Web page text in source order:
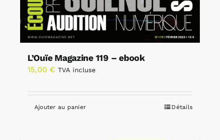
L’Ouïe Magazine 119 – ebook
15,00 € TVA incluse
Ajouter au panier Détails